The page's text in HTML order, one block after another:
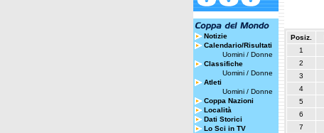
Notizie
Calendario/Risultati
Uomini / Donne
Classifiche
Uomini / Donne
Atleti
Uomini / Donne
Coppa Nazioni
Località
Dati Storici
Lo Sci in TV
Posiz.
1
2
3
4
5
6
7